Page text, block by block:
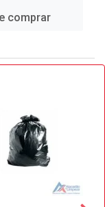
comprar